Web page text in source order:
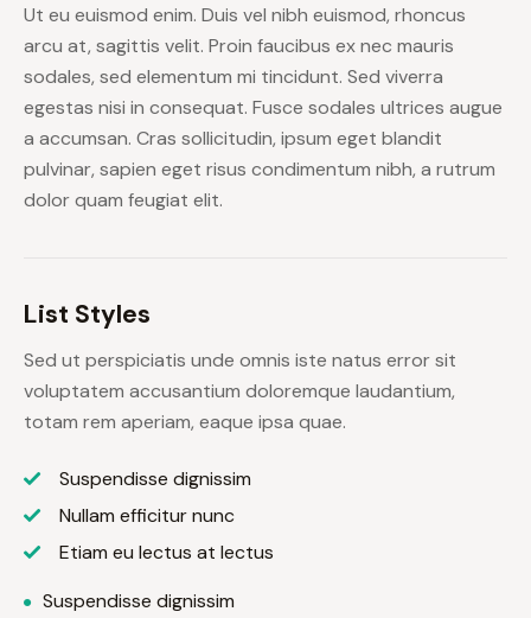
Ut eu euismod enim. Duis vel nibh euismod, rhoncus
arcu at, sagittis velit. Proin faucibus ex nec mauris
sodales, sed elementum mi tincidunt. Sed viverra
egestas nisi in consequat. Fusce sodales ultrices augue
a accumsan. Cras sollicitudin, ipsum eget blandit
pulvinar, sapien eget risus condimentum nibh, a rutrum
dolor quam feugiat elit.
List Styles
Sed ut perspiciatis unde omnis iste natus error sit
voluptatem accusantium doloremque laudantium,
totam rem aperiam, eaque ipsa quae.
Suspendisse dignissim
Nullam efficitur nunc
Etiam eu lectus at lectus
Suspendisse dignissim